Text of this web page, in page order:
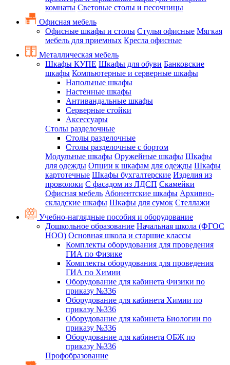
комнаты Световые столы и песочницы
Офисная мебель
Офисные шкафы и столы Стулья офисные Мягкая
мебель для приемных Кресла офисные
Металлическая мебель
Шкафы КУПЕ Шкафы для обуви Банковские
шкафы Компьютерные и серверные шкафы
Напольные шкафы
Настенные шкафы
Антивандальные шкафы
Серверные стойки
Аксессуары
Столы разделочные
Столы разделочные
Столы разделочные с бортом
Модульные шкафы Оружейные шкафы Шкафы
для одежды Опции к шкафам для одежды Шкафы
картотечные Шкафы бухгалтерские Изделия из
проволоки С фасадом из ЛДСП Скамейки
Офисная мебель Абонентские шкафы Архивно-
складские шкафы Шкафы для сумок Стеллажи
Учебно-наглядные пособия и оборудование
Дошкольное образование Начальная школа (ФГОС
НОО) Основная школа и старшие классы
Комплекты оборудования для проведения
ГИА по Физике
Комплекты оборудования для проведения
ГИА по Химии
Оборудование для кабинета Физики по
приказу №336
Оборудование для кабинета Химии по
приказу №336
Оборудование для кабинета Биологии по
приказу №336
Оборудование для кабинета ОБЖ по
приказу №336
Профобразование